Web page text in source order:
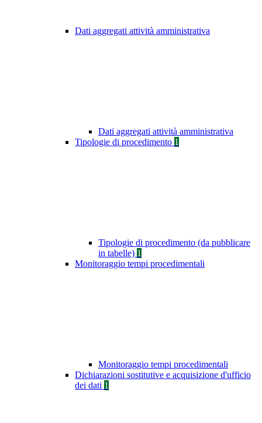
Dati aggregati attività amministrativa
Dati aggregati attività amministrativa
Tipologie di procedimento 1
Tipologie di procedimento (da pubblicare
in tabelle) 1
Monitoraggio tempi procedimentali
Monitoraggio tempi procedimentali
Dichiarazioni sostitutive e acquisizione d'ufficio
dei dati 1